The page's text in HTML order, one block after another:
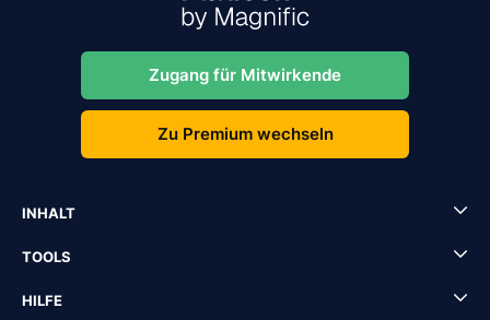
Zugang für Mitwirkende
Zu Premium wechseln
INHALT
TOOLS
HILFE